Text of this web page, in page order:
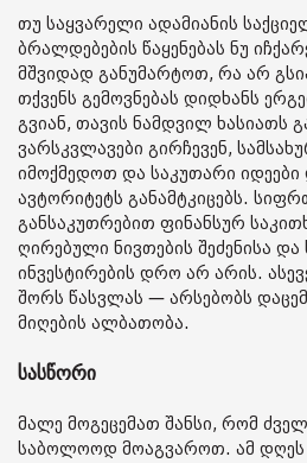
თუ საყვარელი ადამიანის
ბრალდებების წაყენებას ნუ
მშვიდად განუმარტოთ, რა არ
თქვენს გემოვნებას დიდხანს
გვიან, თავის ნამდვილ ხასიათს
ვარსკვლავები გირჩევენ,
იმოქმედოთ და საკუთარი იდეები
ავტორიტეტს განამტკიცებს.
განსაკუთრებით ფინანსურ
ღირებული ნივთების შეძენისა და
ინვესტირების დრო არ არის.
შორს წასვლას — არსებობს
მიღების ალბათობა.
სასწორი
მალე მოგეცემათ შანსი, რომ
საბოლოოდ მოაგვაროთ. ამ დღეს